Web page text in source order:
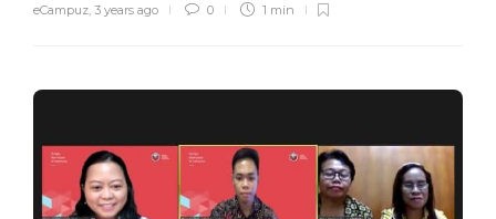
eCampuz 3 years ago 0 1 min